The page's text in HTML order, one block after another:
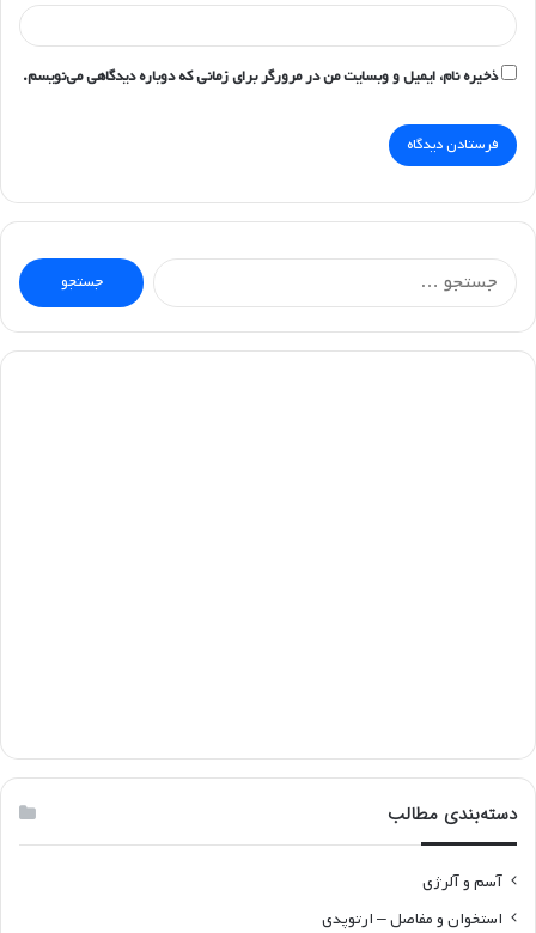
ذخیره نام، ایمیل و وبسایت من در مرورگر برای زمانی که دوباره دیدگاهی می‌نویسم.
جستجو
برای:
دسته‌بندی مطالب
آسم و آلرژی
استخوان و مفاصل – ارتوپدی